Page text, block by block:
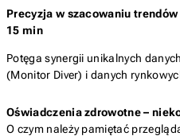
Precyzja w szacowaniu
15 min
Potęga synergii unikalnych
(Monitor Diver) i danych
Oświadczenia zdrowotne –
O czym należy pamiętać